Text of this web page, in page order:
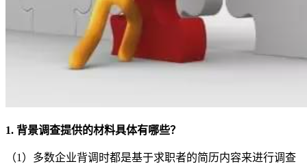
1. 背景调查提供的材料具体有哪些？
（1）多数企业背调时都是基于求职者的简历内容来进行调查